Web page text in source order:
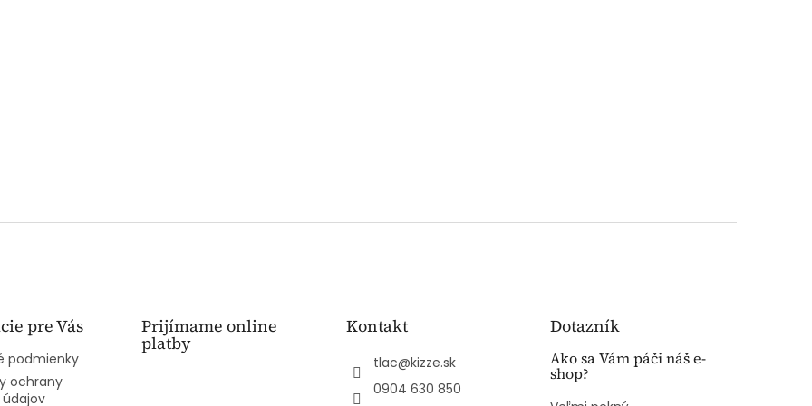
pre Vás
podmienky
ochrany
Prijímame online
platby
Kontakt
tlac@kizze.sk
0904 630 850
Dotazník
Ako sa Vám páči náš e-
shop?